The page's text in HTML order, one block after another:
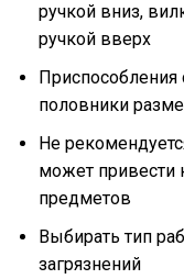
ручкой вниз,
ручкой вверх
половники
Не
может привести
предметов
Выбирать тип
загрязнений